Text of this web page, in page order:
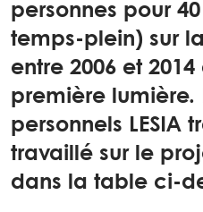
personnes pour 40
temps-plein) sur
entre 2006 et
première lumière.
personnels LESIA
travaillé sur le
dans la table ci-